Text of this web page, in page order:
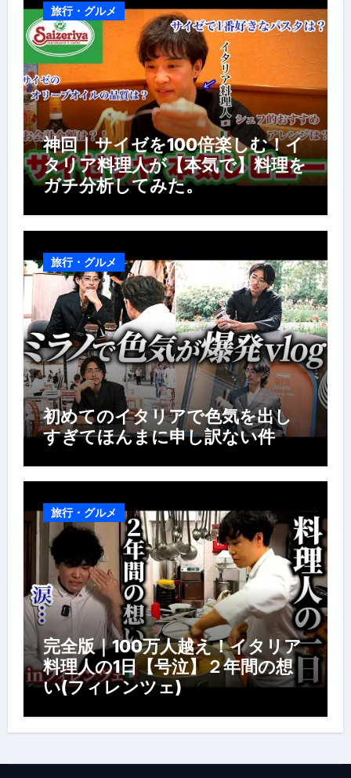
旅行・グルメ
神回｜サイゼを100倍楽しむ！イ
タリア料理人が【本気で】料理を
ガチ分析してみた。
旅行・グルメ
初めてのイタリアで色気を出し
すぎてほんまに申し訳ない件
旅行・グルメ
完全版｜100万人越え！イタリア
料理人の1日【号泣】２年間の想
い(フィレンツェ)